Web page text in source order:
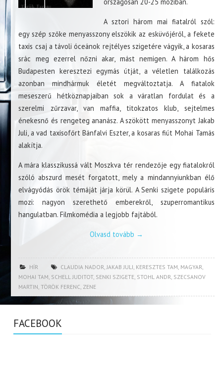
A sztori három mai fiatalról szól:
egy szép szőke menyasszony elszökik az esküvőjéről, a fekete
taxis csaj a távoli óceánok rejtélyes szigetére vágyik, a kosaras
srác meg ezerrel nőzni akar, mást nemigen. A három hős
Budapesten keresztezi egymás útját, a véletlen találkozás
azonban mindhármuk életét megváltoztatja. A fiatalok
meseszerű hétköznapjaiban sok a váratlan fordulat és a
szerelmi zűrzavar, van maffia, titokzatos klub, sejtelmes
énekesnő és rengeteg ananász. A szökött menyasszonyt Jakab
Juli, a vad taxisofőrt Bánfalvi Eszter, a kosaras fiút Mohai Tamás
alakítja.
A mára klasszikussá vált Moszkva tér rendezője egy fiatalokról
szóló abszurd mesét forgatott, mely a mindannyiunkban élő
elvágyódás örök témáját járja körül. A Senki szigete populáris
mozi: nagyon szerethető emberekről, szuperromantikus
hangulatban. Filmkomédia a legjobb fajtából.
Olvasd tovább →
HÍR CLAUDIA NADOR,JAKAB JULI, KERESZTES TAM, MAGYAR,
MOHAI TAM, SCHELL JUDITOT, SENKI SZIGETE, STOHL ANDR, SZECSANOV
MARTIN,TÖRÖK FERENC, ZENE
FACEBOOK